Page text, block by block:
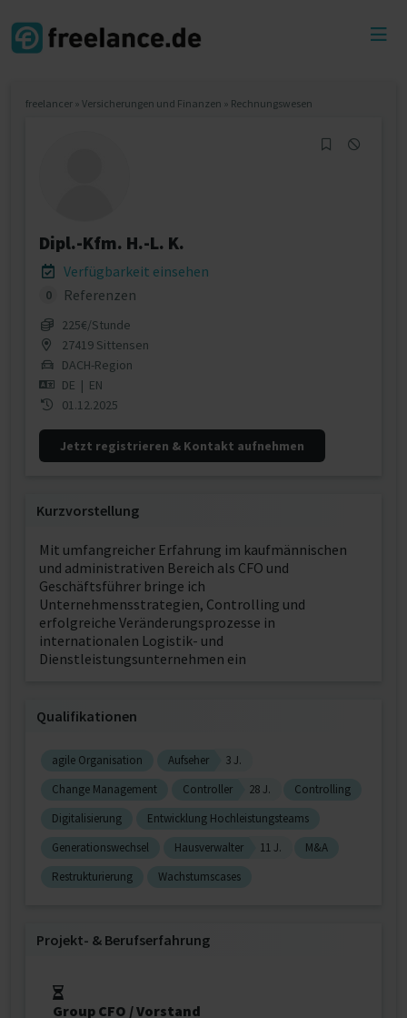
freelancer » Versicherungen und Finanzen » Rechnungswesen
Dipl.-Kfm. H.-L. K.
Verfügbarkeit einsehen
0 Referenzen
225€/Stunde
27419 Sittensen
DACH-Region
DE | EN
01.12.2025
Jetzt registrieren & Kontakt aufnehmen
Kurzvorstellung
Mit umfangreicher Erfahrung im kaufmännischen
und administrativen Bereich als CFO und
Geschäftsführer bringe ich
Unternehmensstrategien, Controlling und
erfolgreiche Veränderungsprozesse in
internationalen Logistik- und
Dienstleistungsunternehmen ein
Qualifikationen
agile Organisation Aufseher
3 J.
Change Management
Controller 28 J.
Controlling
Digitalisierung
Entwicklung Hochleistungsteams
Generationswechsel
Hausverwalter 11 J.
M&A
Restrukturierung
Wachstumscases
Projekt‐ & Berufserfahrung
Group CFO / Vorstand